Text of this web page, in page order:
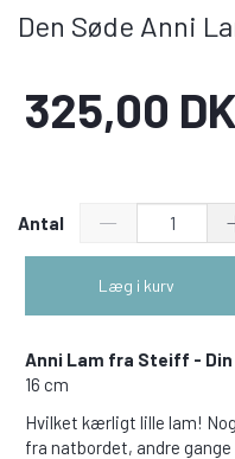
Den Søde Anni
325,00
Antal
Læg i kurv
Anni Lam fra Steiff - Din
16 cm
Hvilket kærligt lille lam!
fra natbordet, andre